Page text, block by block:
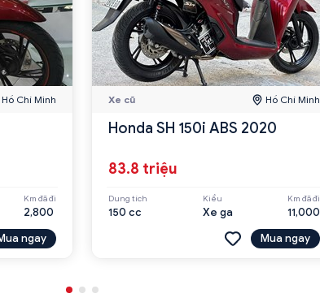
Hồ Chí Minh
Km đã đi
2,800
ngay
Xe cũ Hồ Chí Minh
Honda SH 150i ABS 2020
83.8 triệu
Dung tích
150 cc
Kiểu
Xe ga
Km đã đi
11,000
Mua ngay